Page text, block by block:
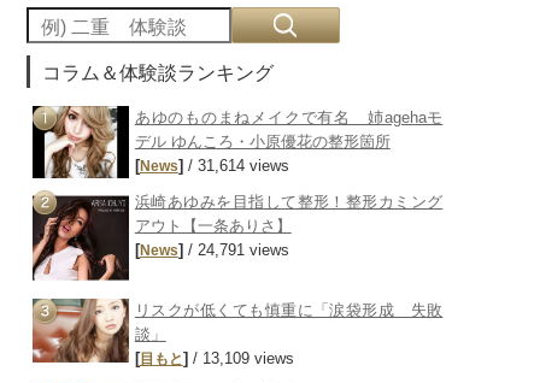
コラム＆体験談ランキング
あゆのものまねメイクで有名 姉agehaモ
デル ゆんころ・小原優花の整形箇所
[News] / 31,614 views
浜崎あゆみを目指して整形！整形カミング
アウト【一条ありさ】
[News] / 24,791 views
リスクが低くても慎重に「涙袋形成 失敗
談」
[目もと] / 13,109 views